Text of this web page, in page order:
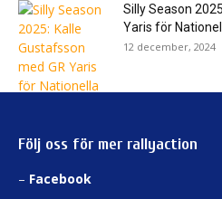
Silly Season
Yaris för
12 december, 2024
Följ oss för mer rallyaction
– Facebook